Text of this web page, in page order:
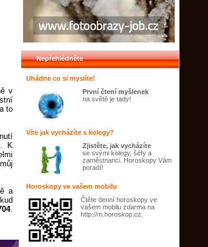
v
to
K
a
.
Nepřehlédněte
Uhádne co si myslíte!
První čtení myšlenek
na světě je tady!
Víte jak vycházíte s kolegy?
Zjistěte, jak vycházíte
se svými kolegy, šéfy a
zaměstnanci. Horoskopy Vám
poradí!
Horoskopy ve vašem mobilu
Čtěte denní horoskopy ve
vašem mobilu zdarma na
http://m.horoskop.cz.